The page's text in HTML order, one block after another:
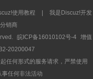
使用教程
我是Discuz!开发
销商
皖ICP备16010102号-4 增值
20200047
任何形式的服务请求，严禁使用
任何非法活动